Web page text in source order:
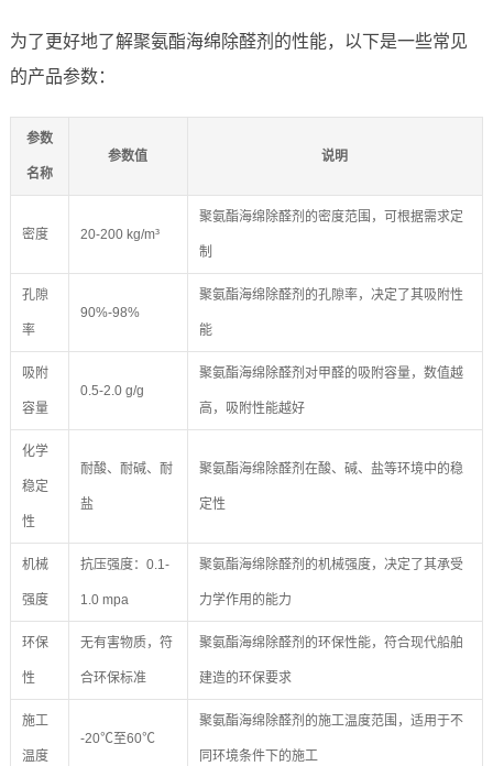
为了更好地了解聚氨酯海绵除醛剂的性能，以下是一些常见
的产品参数：
参数
名称
参数值 说明
密度 20-200 kg/m³
聚氨酯海绵除醛剂的密度范围，可根据需求定
制
孔隙
率
90%-98%
聚氨酯海绵除醛剂的孔隙率，决定了其吸附性
能
吸附
容量
0.5-2.0 g/g
聚氨酯海绵除醛剂对甲醛的吸附容量，数值越
高，吸附性能越好
化学
稳定
性
耐酸、耐碱、耐
盐
聚氨酯海绵除醛剂在酸、碱、盐等环境中的稳
定性
机械
强度
抗压强度：0.1-
1.0 mpa
聚氨酯海绵除醛剂的机械强度，决定了其承受
力学作用的能力
环保
性
无有害物质，符
合环保标准
聚氨酯海绵除醛剂的环保性能，符合现代船舶
建造的环保要求
施工
温度
-20℃至60℃
聚氨酯海绵除醛剂的施工温度范围，适用于不
同环境条件下的施工